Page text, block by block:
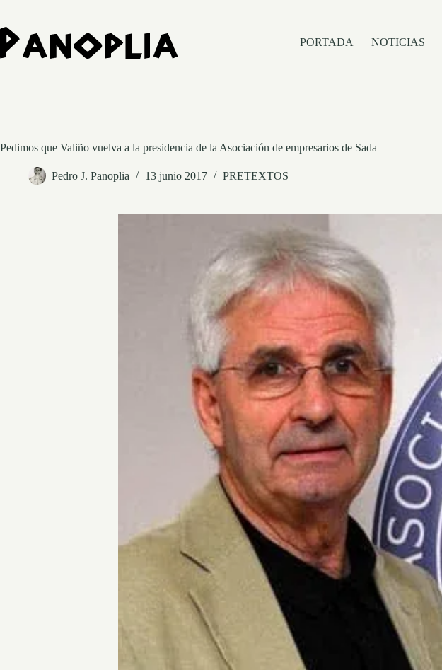
contenido
PORTADA
NOTICIAS
Pedimos que Valiño vuelva a la presidencia de la Asociación de empresarios de Sada
Pedro J. Panoplia 13 junio 2017 PRETEXTOS